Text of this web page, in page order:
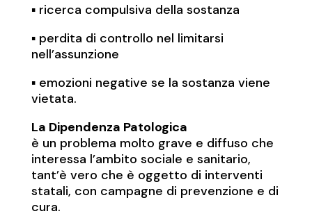
▪️ ricerca compulsiva della sostanza
▪️ perdita di controllo nel limitarsi
nell’assunzione
▪️ emozioni negative se la sostanza viene
vietata.
La Dipendenza Patologica
è un problema molto grave e diffuso che
interessa l’ambito sociale e sanitario,
tant’è vero che è oggetto di interventi
statali, con campagne di prevenzione e di
cura.